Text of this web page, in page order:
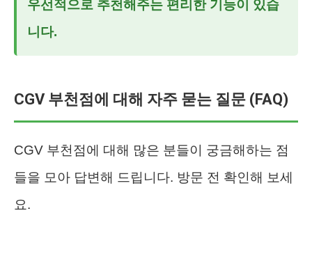
우선적으로 추천해주는 편리한 기능이 있습
니다.
CGV 부천점에 대해 자주 묻는 질문 (FAQ)
CGV 부천점에 대해 많은 분들이 궁금해하는 점
들을 모아 답변해 드립니다. 방문 전 확인해 보세
요.